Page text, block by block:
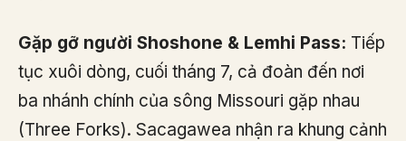
Gặp gỡ người Shoshone & Lemhi Pass: Tiếp
tục xuôi dòng, cuối tháng 7, cả đoàn đến nơi
ba nhánh chính của sông Missouri gặp nhau
(Three Forks). Sacagawea nhận ra khung cảnh